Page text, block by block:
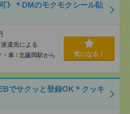
》＊DMのモクモクシール貼
遣先による
・車 / 北藤岡駅から
気になる！
でサクッと登録OK＊クッキ